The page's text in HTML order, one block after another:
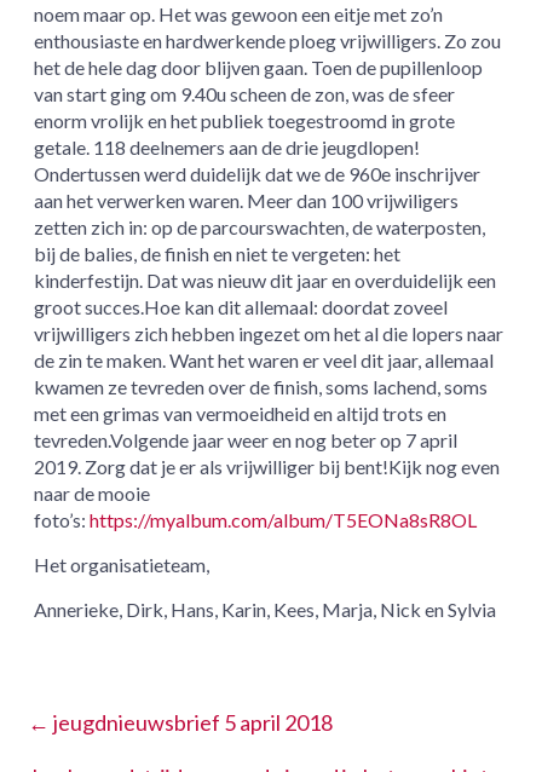
noem maar op. Het was gewoon een eitje met zo’n
enthousiaste en hardwerkende ploeg vrijwilligers. Zo zou
het de hele dag door blijven gaan. Toen de pupillenloop
van start ging om 9.40u scheen de zon, was de sfeer
enorm vrolijk en het publiek toegestroomd in grote
getale. 118 deelnemers aan de drie jeugdlopen!
Ondertussen werd duidelijk datwe de 960e inschrijver
aan het verwerken waren. Meer dan 100 vrijwiligers
zetten zich in: op de parcourswachten, de waterposten,
bij de balies, de finish en niet te vergeten: het
kinderfestijn. Dat was nieuw dit jaar en overduidelijk een
groot succes.Hoe kan dit allemaal: doordat zoveel
vrijwilligers zich hebben ingezet om het al die lopers naar
de zin te maken. Want het waren er veel dit jaar, allemaal
kwamen ze tevreden over de finish, soms lachend, soms
met een grimas van vermoeidheid en altijd trots en
tevreden.Volgende jaar weer en nog beter op 7 april
2019. Zorg dat je er als vrijwilliger bij bent!Kijk nog even
naar de mooie
foto’s:https://myalbum.com/album/T5EONa8sR8OL
Het organisatieteam,
Annerieke, Dirk, Hans, Karin, Kees, Marja, Nick en Sylvia
← jeugdnieuwsbrief 5 april 2018